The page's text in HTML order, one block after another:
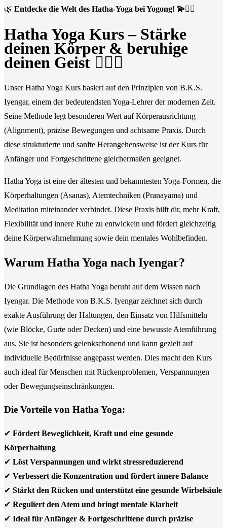
🌿 Entdecke die Welt des Hatha-Yoga bei Yogong! 💫🧘‍♀️
Hatha Yoga Kurs – Stärke
deinen Körper & beruhige
deinen Geist 🧘‍♂️✨
Unser Hatha Yoga Kurs basiert auf den Prinzipien von B.K.S.
Iyengar, einem der bedeutendsten Yoga-Lehrer der modernen Zeit.
Seine Methode legt besonderen Wert auf Körperausrichtung
(Alignment), präzise Bewegungen und achtsame Praxis. Durch
diese strukturierte und sanfte Herangehensweise ist der Kurs für
Anfänger und Fortgeschrittene gleichermaßen geeignet.
Hatha Yoga ist eine der ältesten und bekanntesten Yoga-Formen, die
Körperhaltungen (Asanas), Atemtechniken (Pranayama) und
Meditation miteinander verbindet. Diese Praxis hilft dir, mehr Kraft,
Flexibilität und innere Ruhe zu entwickeln und fördert gleichzeitig
deine Körperwahrnehmung sowie dein mentales Wohlbefinden.
Warum Hatha Yoga nach Iyengar?
Die Grundlagen des Hatha Yoga beruht auf dem Wissen nach
Iyengar. Die Methode von B.K.S. Iyengar zeichnet sich durch
exakte Ausführung der Haltungen, den Einsatz von Hilfsmitteln
(wie Blöcke, Gurte oder Decken) und eine bewusste Atemführung
aus. Sie ist besonders gelenkschonend und kann gezielt auf
individuelle Bedürfnisse angepasst werden. Dies macht den Kurs
auch ideal für Menschen mit Rückenproblemen, Verspannungen
oder Bewegungseinschränkungen.
Die Vorteile von Hatha Yoga:
✔ Fördert Beweglichkeit, Kraft und eine gesunde
Körperhaltung
✔ Löst Verspannungen und wirkt stressreduzierend
✔ Verbessert die Konzentration und fördert innere Balance
✔ Stärkt den Rücken und unterstützt eine gesunde Wirbelsäule
✔ Reguliert den Atem und bringt mentale Klarheit
✔ Ideal für Anfänger & Fortgeschrittene durch präzise